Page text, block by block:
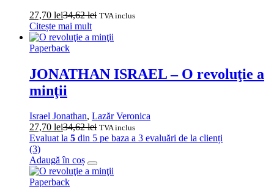
27,70 lei34,62lei TVA inclus
Citește mai mult
Paperback
JONATHAN ISRAEL – O revoluţie a
minţii
Israel Jonathan, Lazăr Veronica
27,70 lei34,62lei TVA inclus
Evaluat la 5 din 5 pe baza a 3 evaluări de la clienți
(3)
Adaugă în coș
Paperback